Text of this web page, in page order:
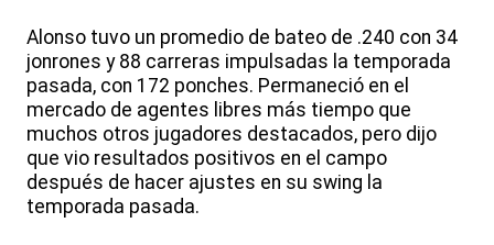
Alonso tuvo un promedio de bateo de .240 con 34
jonrones y 88 carreras impulsadas la temporada
pasada, con 172 ponches. Permaneció en el
mercado de agentes libres más tiempo que
muchos otros jugadores destacados, pero dijo
que vio resultados positivos en el campo
después de hacer ajustes en su swing la
temporada pasada.